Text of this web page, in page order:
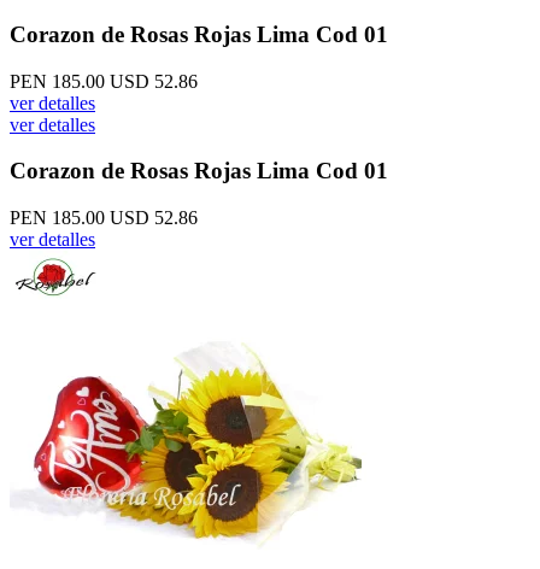
Corazon de Rosas Rojas Lima Cod 01
PEN 185.00 USD 52.86
ver detalles
ver detalles
Corazon de Rosas Rojas Lima Cod 01
PEN 185.00 USD 52.86
ver detalles